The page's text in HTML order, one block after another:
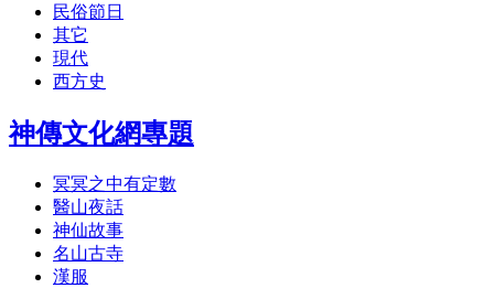
民俗節日
其它
現代
西方史
神傳文化網專題
冥冥之中有定數
醫山夜話
神仙故事
名山古寺
漢服